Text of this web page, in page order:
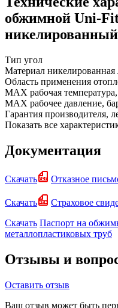
обжимной Uni-
никелированный
Тип угол
Материал никелированная
Область применения
MAX рабочая температура,
MAX рабочее давление,
Гарантия производителя,
Показать все
Документация
Скачать Отказное
Скачать
Страховое
Скачать Паспорт на
металлопластиковых труб
Отзывы и
Оставить отзыв
Ваш отзыв может быть